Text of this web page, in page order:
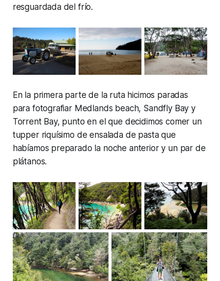
resguardada del frío.
En la primera parte de la ruta hicimos paradas
para fotografiar Medlands beach, Sandfly Bay y
Torrent Bay, punto en el que decidimos comer un
tupper riquísimo de ensalada de pasta que
habíamos preparado la noche anterior y un par de
plátanos.